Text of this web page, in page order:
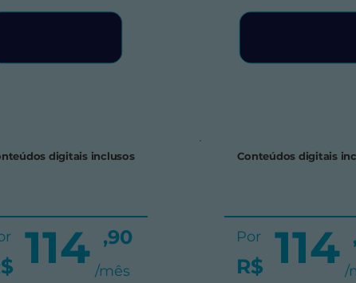
digitais inclusos
114 ,90
/mês
Conteúdos digitais
114
Por
R$ /